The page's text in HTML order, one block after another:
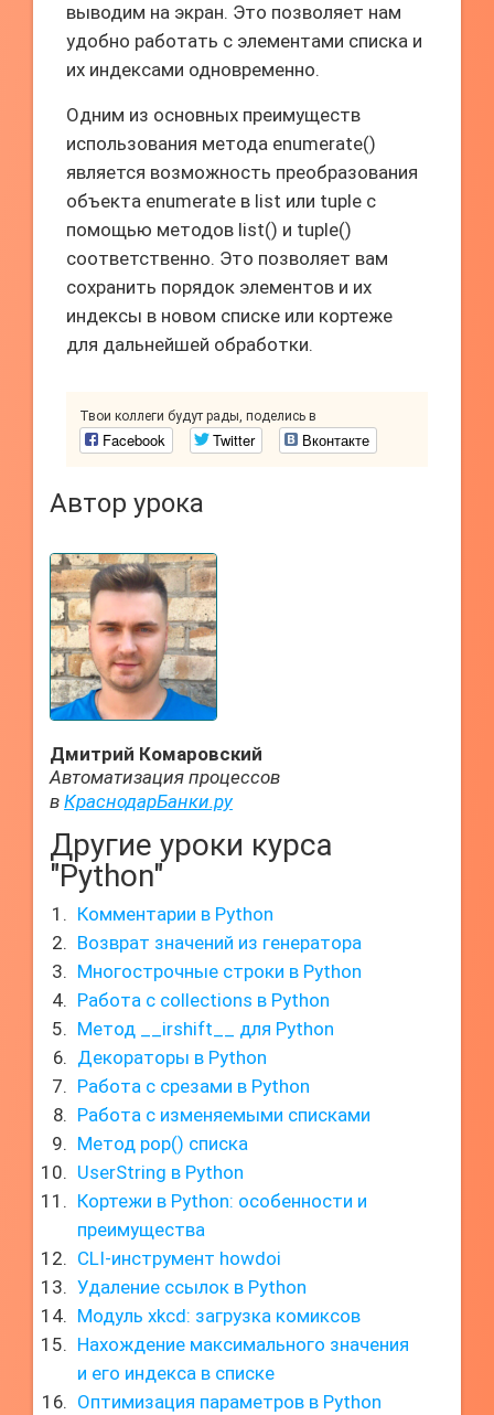
выводим на экран. Это позволяет нам
удобно работать с элементами списка и
их индексами одновременно.
Одним из основных преимуществ
использования метода enumerate()
является возможность преобразования
объекта enumerate в list или tuple с
помощью методов list() и tuple()
соответственно. Это позволяет вам
сохранить порядок элементов и их
индексы в новом списке или кортеже
для дальнейшей обработки.
Твои коллеги будут рады, поделись в
Facebook Twitter Вконтакте
Автор урока
Дмитрий Комаровский
Автоматизация процессов
в КраснодарБанки.ру
Другие уроки курса
"Python"
Комментарии в Python
Возврат значений из генератора
Многострочные строки в Python
Работа с collections в Python
Метод __irshift__ для Python
Декораторы в Python
Работа с срезами в Python
Работа с изменяемыми списками
Метод pop() списка
UserString в Python
Кортежи в Python: особенности и
преимущества
CLI-инструмент howdoi
Удаление ссылок в Python
Модуль xkcd: загрузка комиксов
Нахождение максимального значения
и его индекса в списке
Оптимизация параметров в Python